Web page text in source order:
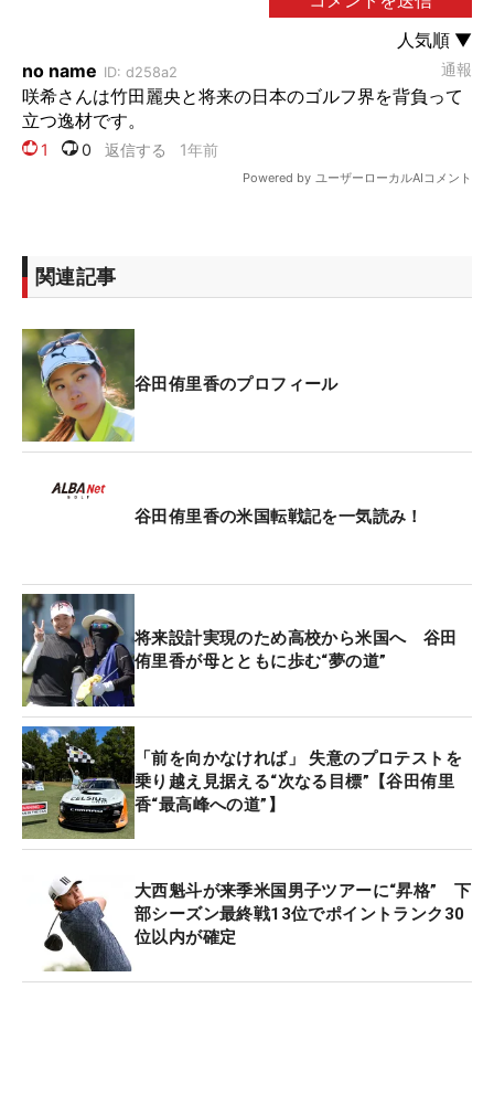
関連記事
谷田侑里香のプロフィール
谷田侑里香の米国転戦記を一気読み！
将来設計実現のため高校から米国へ 谷田
侑里香が母とともに歩む“夢の道”
「前を向かなければ」 失意のプロテストを
乗り越え見据える“次なる目標”【谷田侑里
香“最高峰への道”】
大西魁斗が来季米国男子ツアーに“昇格” 下
部シーズン最終戦13位でポイントランク30
位以内が確定